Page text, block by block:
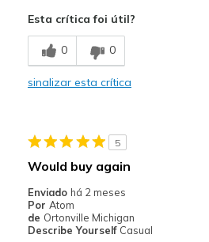
Stylish
Contras
Poor Cushioning
Width
Feels too narrow
Sizing
Feels true to size
Esta crítica foi útil?
0 0
sinalizar esta crítica
5
Would buy again
Enviado há 2 meses
Por Atom
de Ortonville Michigan
Describe Yourself Casual